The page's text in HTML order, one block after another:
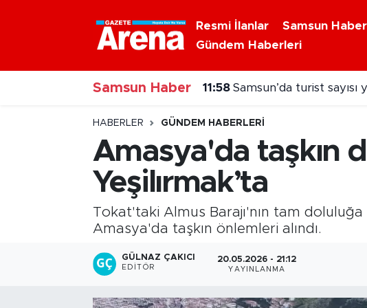
Resmi İlanlar Samsun Haber
Gündem Haberleri
Samsun Haber 11:57 Fenerbahçe'de Lukaku
HABERLER GÜNDEM HABERLERI
Amasya'da taşkın
Yeşilırmak’ta
Tokat'taki Almus Barajı'nın tam
Amasya'da taşkın önlemleri alındı.
GÜLNAZ ÇAKICI
EDITÖR
20.05.2026 - 21:12
YAYINLANMA
Nöbetçi Eczaneler
Hava Durumu
Samsun Namaz Vakitleri
Trafik Durumu
Süper Lig Puan Durumu ve Fikstür
Tüm Manşetler
Son Dakika Haberleri
Haber Arşivi